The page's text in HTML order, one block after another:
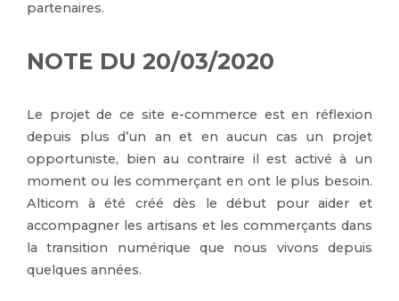
partenaires.
NOTE DU 20/03/2020
Le projet de ce site e-commerce est en réflexion
depuis plus d’un an et en aucun cas un projet
opportuniste, bien au contraire il est activé à un
moment ou les commerçant en ont le plus besoin.
Alticom à été créé dès le début pour aider et
accompagner les artisans et les commerçants dans
la transition numérique que nous vivons depuis
quelques années.